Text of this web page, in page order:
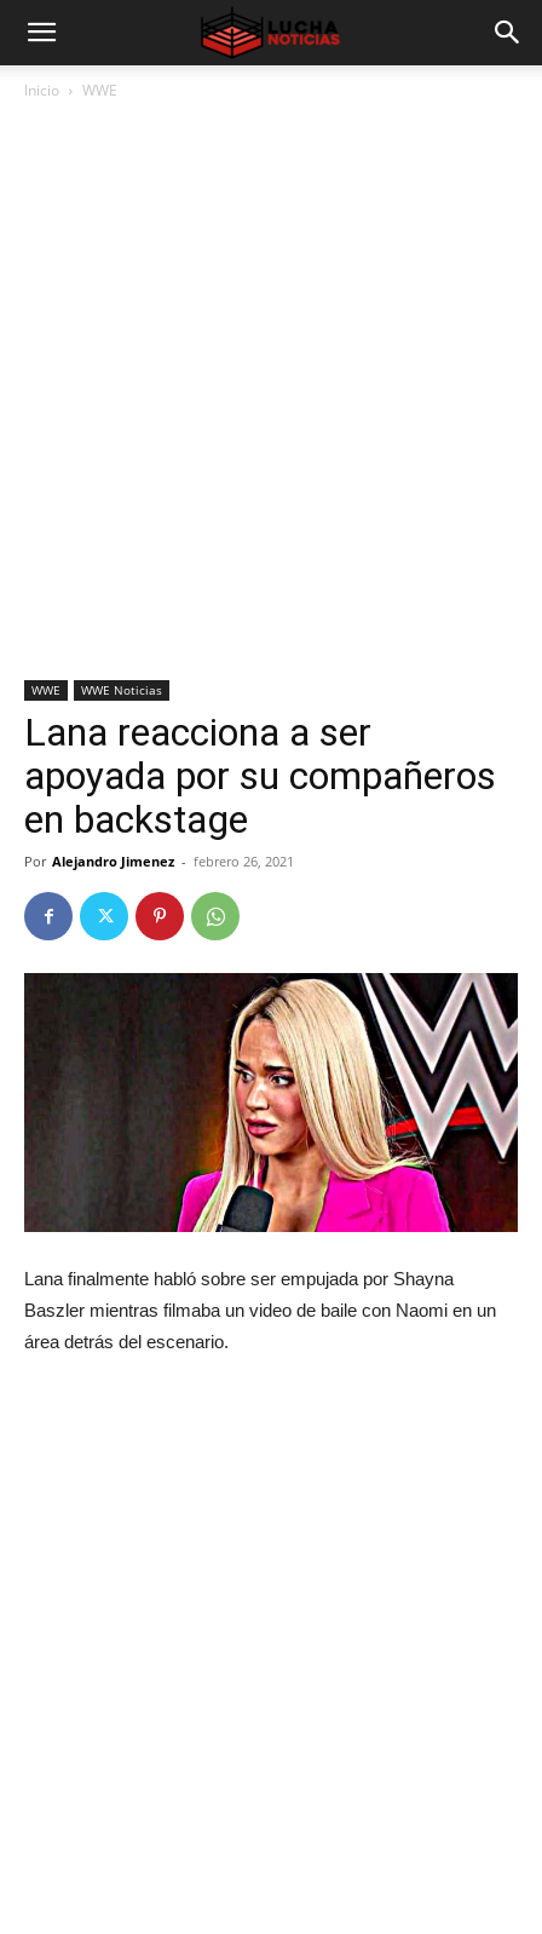
Inicio WWE
WWE WWE Noticias
Lana reacciona a ser
apoyada por su compañeros
en backstage
Por Alejandro Jimenez - febrero 26, 2021
Lana finalmente habló sobre ser empujada por Shayna
Baszler mientras filmaba un video de baile con Naomi en un
área detrás del escenario.